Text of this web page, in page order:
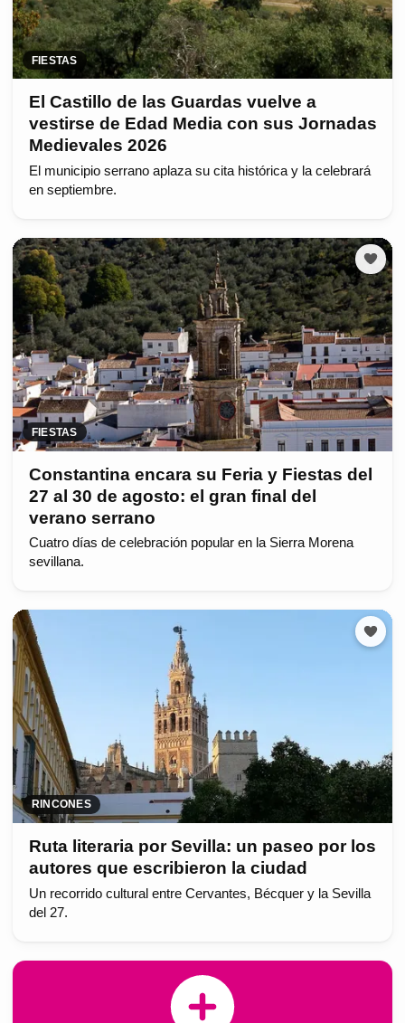
FIESTAS
El Castillo de las Guardas vuelve a
vestirse de Edad Media con sus Jornadas
Medievales 2026
El municipio serrano aplaza su cita histórica y la celebrará
en septiembre.
FIESTAS
Constantina encara su Feria y Fiestas del
27 al 30 de agosto: el gran final del
verano serrano
Cuatro días de celebración popular en la Sierra Morena
sevillana.
RINCONES
Ruta literaria por Sevilla: un paseo por los
autores que escribieron la ciudad
Un recorrido cultural entre Cervantes, Bécquer y la Sevilla
del 27.